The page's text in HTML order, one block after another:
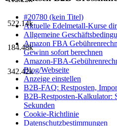
522.14k
184.48k
342.42k
#20780 (kein Titel)
Aktuelle Edelmetall-Kurse
Allgemeine
Amazon FBA
Gewinn sofort berechnen
Amazon-FBA-
Blog/Webseite
Anzeige einstellen
B2B-FAQ: Restposten,
B2B-Restposten-Kalkulator:
Sekunden
Cookie-Richtlinie
Datenschutzbestimmungen